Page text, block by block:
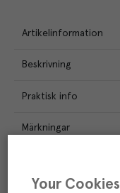
Artikelinformation
Beskrivning
Praktisk info
Märkningar
Your Cookies